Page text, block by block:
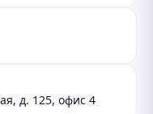
д. 125, офис 4